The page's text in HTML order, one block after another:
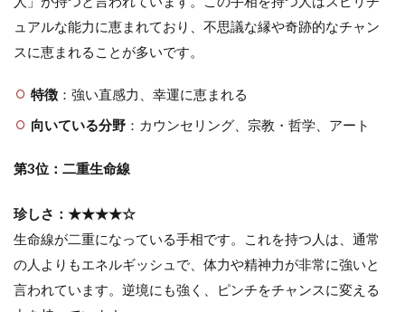
ュアルな能力に恵まれており、不思議な縁や奇跡的なチャン
スに恵まれることが多いです。
特徴：強い直感力、幸運に恵まれる
向いている分野：カウンセリング、宗教・哲学、アート
第3位：二重生命線
珍しさ：★★★★☆
生命線が二重になっている手相です。これを持つ人は、通常
の人よりもエネルギッシュで、体力や精神力が非常に強いと
言われています。逆境にも強く、ピンチをチャンスに変える